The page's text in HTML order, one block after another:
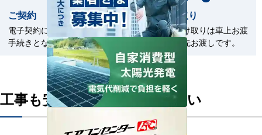
ご契約
電子契約による契約締結のお
手続きとなります。
商品の受取り
商品のお受け取りは車上お渡
しまたは軒先お渡しです。
工事も安心してお任せください